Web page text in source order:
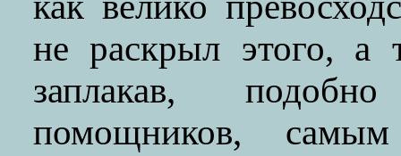
не раскрыл этого, а
заплакав,
помощников, самым